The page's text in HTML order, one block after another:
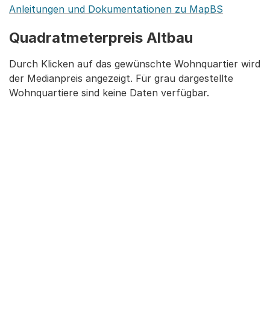
Anleitungen und Dokumentationen zu MapBS
Quadratmeterpreis Altbau
Durch Klicken auf das gewünschte Wohnquartier wird
der Medianpreis angezeigt. Für grau dargestellte
Wohnquartiere sind keine Daten verfügbar.